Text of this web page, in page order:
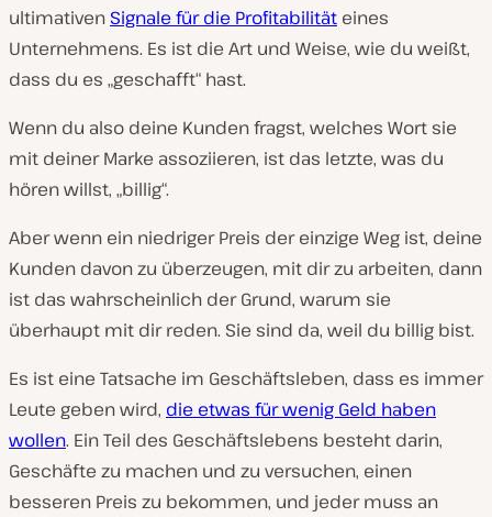
ultimativen Signale für die Profitabilität eines
Unternehmens. Es ist die Art und Weise, wie du weißt,
dass du es „geschafft“ hast.
Wenn du also deine Kunden fragst, welches Wort sie
mit deiner Marke assoziieren, ist das letzte, was du
hören willst, „billig“.
Aber wenn ein niedriger Preis der einzige Weg ist, deine
Kunden davon zu überzeugen, mit dir zu arbeiten, dann
ist das wahrscheinlich der Grund, warum sie
überhaupt mit dir reden. Sie sind da, weil du billig bist.
Es ist eine Tatsache im Geschäftsleben, dass es immer
Leute geben wird, die etwas für wenig Geld haben
wollen. Ein Teil des Geschäftslebens besteht darin,
Geschäfte zu machen und zu versuchen, einen
besseren Preis zu bekommen, und jeder muss an